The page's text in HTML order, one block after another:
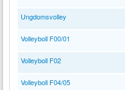
Ungdomsvolley
Volleyboll F00/01
Volleyboll F02
Volleyboll F04/05